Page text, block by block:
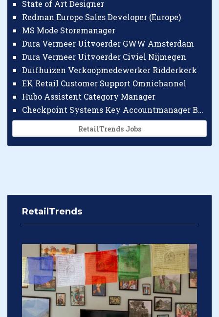
State of Art Designer
Redman Europe Sales Developer (Europe)
MS Mode Storemanager
Dura Vermeer Uitvoerder GWW Amsterdam
Dura Vermeer Uitvoerder Civiel Nijmegen
Duifhuizen Verkoopmedewerker Ridderkerk
EK Retail Customer Support Omnichannel
Hubo Assistent Category Manager
Checkpoint Systems Key Accountmanager Benelux
RetailTrends Jobs
RetailTrends